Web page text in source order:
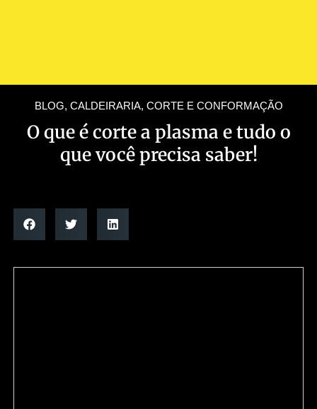
BLOG, CALDEIRARIA, CORTE E CONFORMAÇÃO
O que é corte a plasma e tudo o
que você precisa saber!